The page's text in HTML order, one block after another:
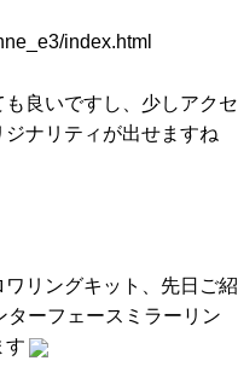
index.html
良いですし、少しアクセ
ナリティが出せますね
リングキット、先日ご紹
ーフェースミラーリン
す